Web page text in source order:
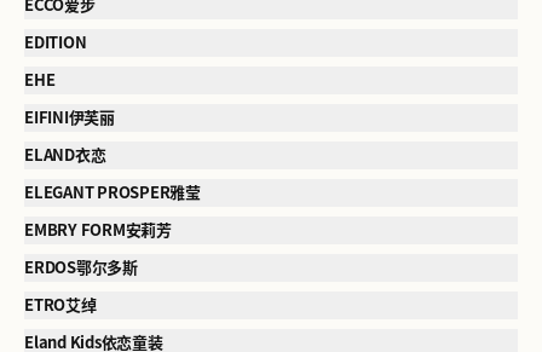
ECCO爱步
EDITION
EHE
EIFINI伊芙丽
ELAND衣恋
ELEGANT PROSPER雅莹
EMBRY FORM安莉芳
ERDOS鄂尔多斯
ETRO艾绰
Eland Kids依恋童装